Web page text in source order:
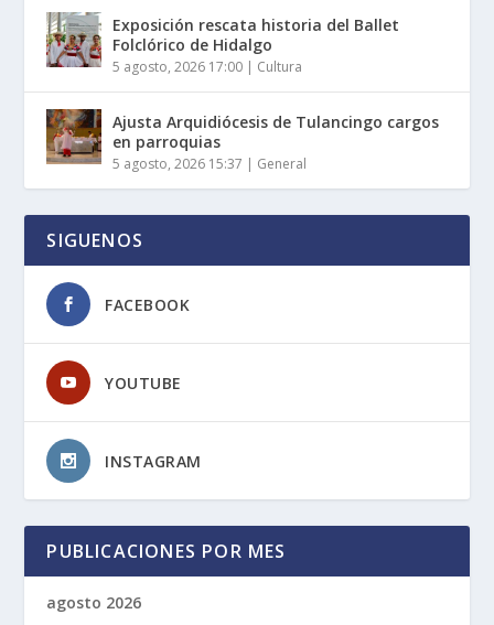
Exposición rescata historia del Ballet
Folclórico de Hidalgo
5 agosto, 2026 17:00 | Cultura
Ajusta Arquidiócesis de Tulancingo cargos
en parroquias
5 agosto, 2026 15:37 | General
SIGUENOS
FACEBOOK
YOUTUBE
INSTAGRAM
PUBLICACIONES POR MES
agosto 2026